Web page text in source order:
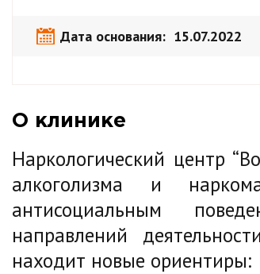
Дата основания: 15.07.2022
О клинике
Наркологический центр
алкоголизма и
антисоциальным
направлений
находит новые ориентиры: